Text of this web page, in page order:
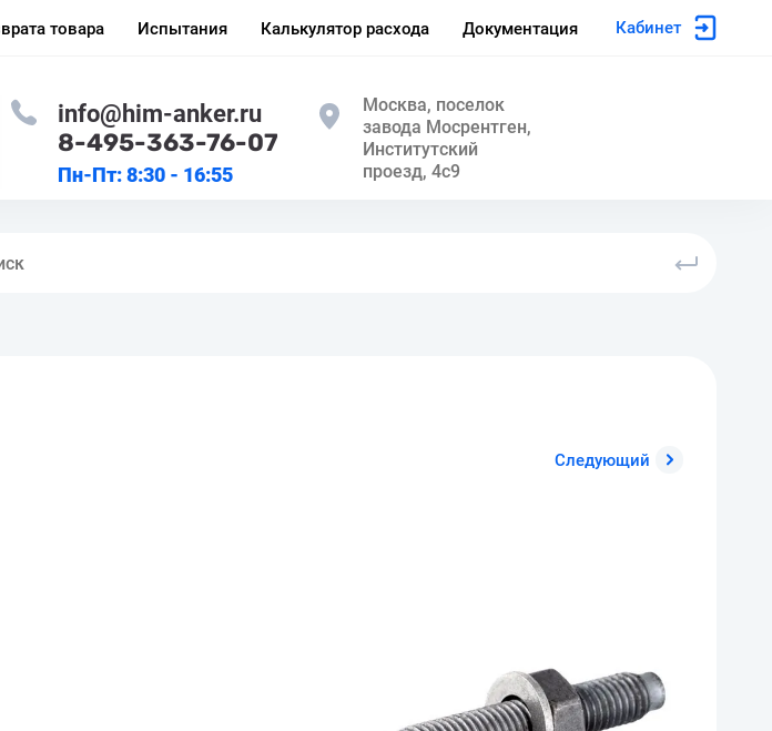
товара Испытания Калькулятор расхода Документация Кабинет
info@him-anker.ru
8-495-363-76-07
Пн-Пт: 8:30 - 16:55
Москва, поселок
завода Мосрентген,
Институтский
проезд, 4с9
Следующий